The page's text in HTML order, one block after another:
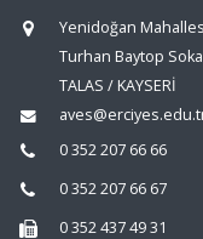
Yenidoğan
Turhan Baytop
TALAS / KAYSERİ
0 352 207 66 66
0 352 207 66 67
0 352 437 49 31